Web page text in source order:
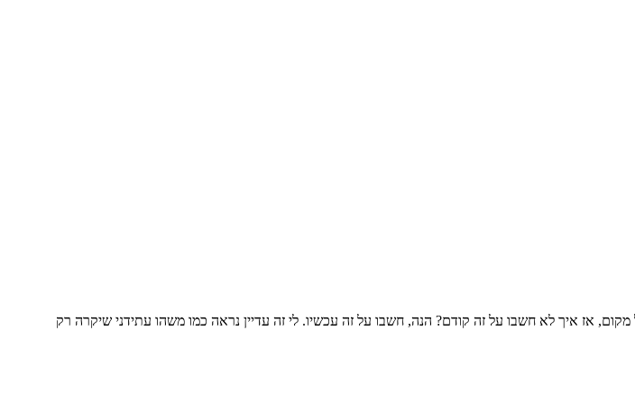
אז איך לא חשבו על זה קודם? הנה, חשבו על זה עכשיו. לי זה עדיין נראה כמו משהו עתידני שיקרה רק